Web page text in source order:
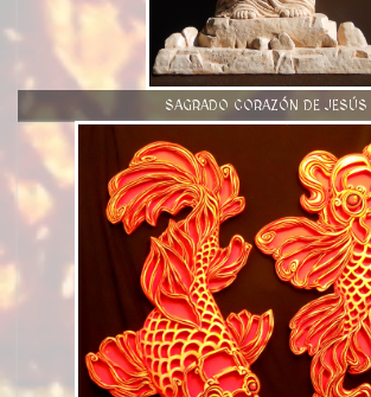
SAGRADO CORAZÓN DE JESÚS